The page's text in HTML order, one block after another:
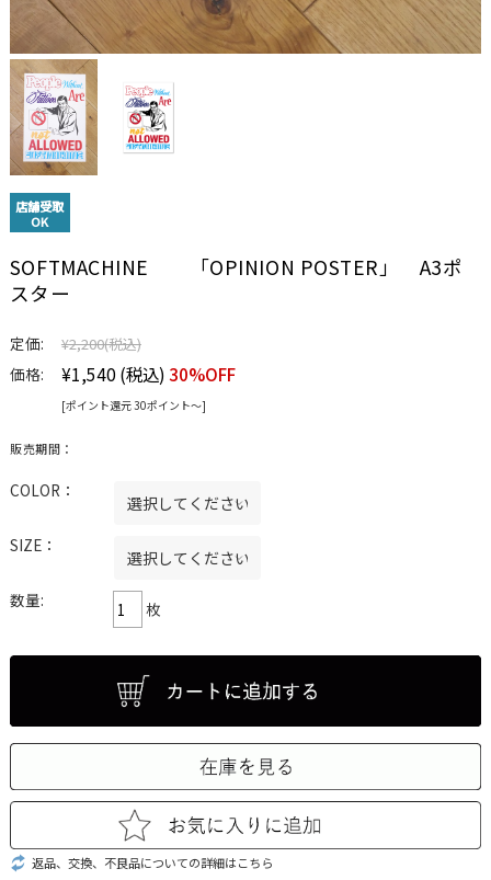
店舗受取
OK
SOFTMACHINE 「OPINION POSTER」 A3ポ
スター
定価: ¥2,200(税込)
価格: ¥1,540 (税込) 30%OFF
[ポイント還元 30ポイント〜]
販売期間：
COLOR：
SIZE：
数量: 枚
返品、交換、不良品についての詳細はこちら